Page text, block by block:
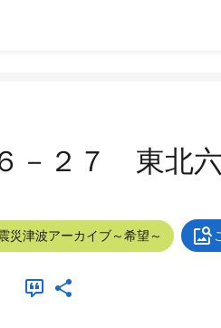
－２７ 東北
災津波アーカイブ～希望～